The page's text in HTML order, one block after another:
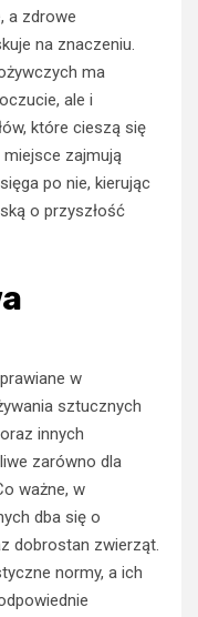
a zdrowe
na znaczeniu.
ma
ale i
które cieszą się
zajmują
po nie, kierując
o przyszłość
w
sztucznych
innych
zarówno dla
ważne, w
dba się o
dobrostan zwierząt.
normy, a ich